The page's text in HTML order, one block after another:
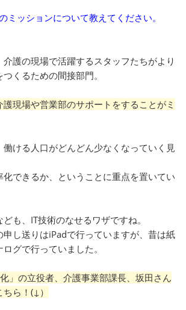
ッションについて教えてください。
護の現場で活躍するスタッフたちがより
くるための間接部門。
現場や営業部のサポートをすることがミ
ける人口がどんどん少なくなっていく見
化できるか、ということに重点を置いてい
も、IT技術のなせるワザですね。
し送りはiPadで行っていますが、昔は紙
グで行っていました。
」の立役者、介護事業部課長、坂田さん
ら！(↓）